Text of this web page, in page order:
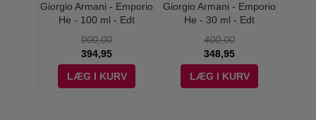
Giorgio Armani - Emporio
He - 100 ml - Edt
900,00
394,95
LÆG I KURV
Giorgio Armani - Emporio
He - 30 ml - Edt
400,00
348,95
LÆG I KURV